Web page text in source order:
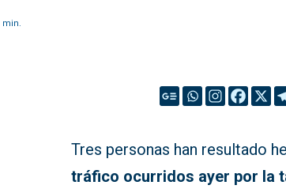
min.
Tres personas han resultado
tráfico ocurridos ayer por la